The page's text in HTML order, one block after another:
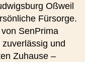
Oßweil
Fürsorge.
SenPrima
und
Zuhause –